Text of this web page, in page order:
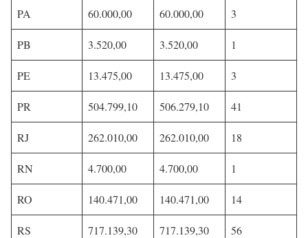
PA 60.000,00 60.000,00 3
PB 3.520,00 3.520,00 1
PE 13.475,00 13.475,00 3
PR 504.799,10 506.279,10 41
RJ 262.010,00 262.010,00 18
RN 4.700,00 4.700,00 1
RO 140.471,00 140.471,00 14
RS 717.139,30 717.139,30 56